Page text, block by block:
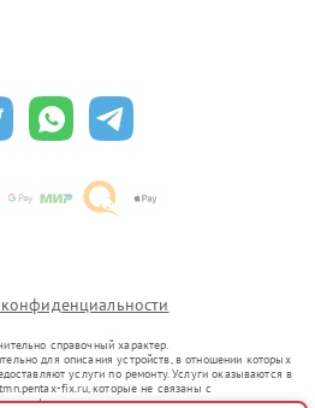
справочный характер.
для описания устройств, в отношении которых
услуги по ремонту. Услуги оказываются в
fix.ru, которые не связаны с
их официальными представителями.